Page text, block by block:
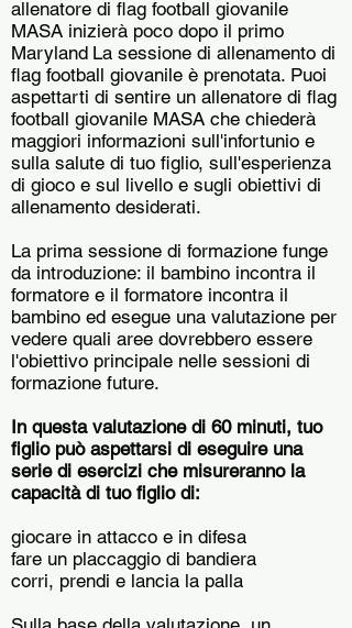
allenatore di flag football giovanile
MASA inizierà poco dopo il primo
Maryland La sessione di allenamento di
flag football giovanile è prenotata. Puoi
aspettarti di sentire un allenatore di flag
football giovanile MASA che chiederà
maggiori informazioni sull'infortunio e
sulla salute di tuo figlio, sull'esperienza
di gioco e sul livello e sugli obiettivi di
allenamento desiderati.
La prima sessione di formazione funge
da introduzione: il bambino incontra il
formatore e il formatore incontra il
bambino ed esegue una valutazione per
vedere quali aree dovrebbero essere
l'obiettivo principale nelle sessioni di
formazione future.
In questa valutazione di 60 minuti, tuo
figlio può aspettarsi di eseguire una
serie di esercizi che misureranno la
capacità di tuo figlio di:
giocare in attacco e in difesa
fare un placcaggio di bandiera
corri, prendi e lancia la palla